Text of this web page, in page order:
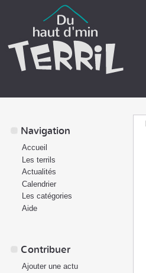
Navigation
Accueil
Les terrils
Actualités
Calendrier
Les catégories
Aide
Contribuer
Ajouter une actu